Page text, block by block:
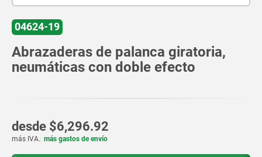
04624-19
Abrazaderas de palanca giratoria,
neumáticas con doble efecto
desde $6,296.92
más IVA. más gastos de envío